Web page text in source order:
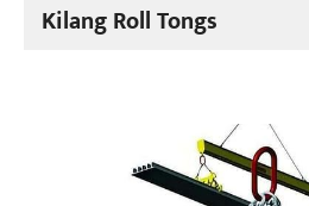
Kilang Roll Tongs